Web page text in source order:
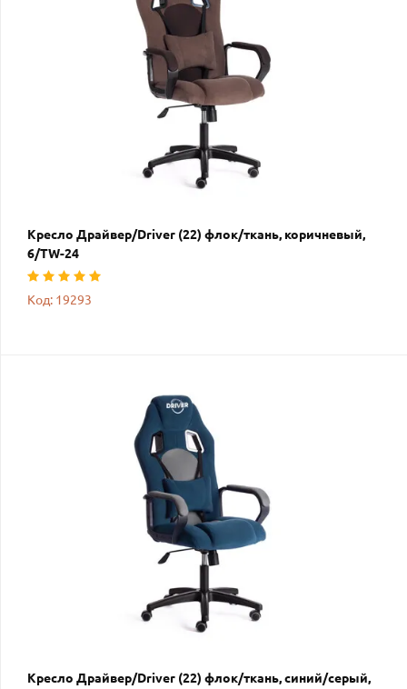
Кресло Драйвер/Driver (22) флок/ткань, коричневый,
6/TW-24
Код: 19293
Кресло Драйвер/Driver (22) флок/ткань, синий/серый,